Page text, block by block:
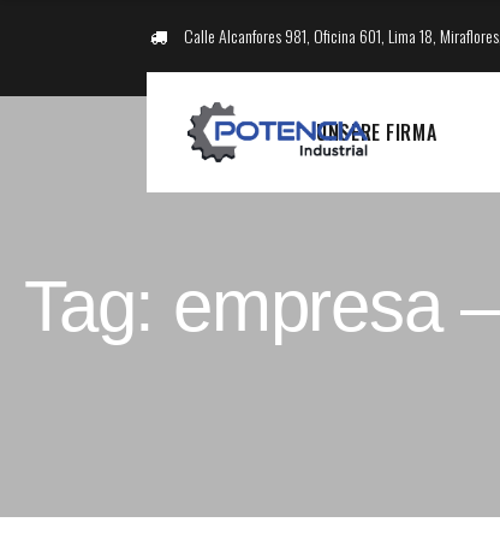
Calle Alcanfores 981, Oficina 601, Lima 18,
UNSERE FIRMA
Tag: empresa